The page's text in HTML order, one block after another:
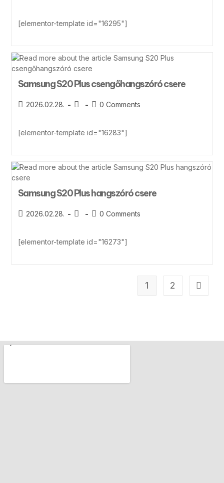
[elementor-template id="16295"]
Samsung S20 Plus csengőhangszóró csere
2026.02.28. 0 Comments
[elementor-template id="16283"]
Samsung S20 Plus hangszóró csere
2026.02.28. 0 Comments
[elementor-template id="16273"]
1 2